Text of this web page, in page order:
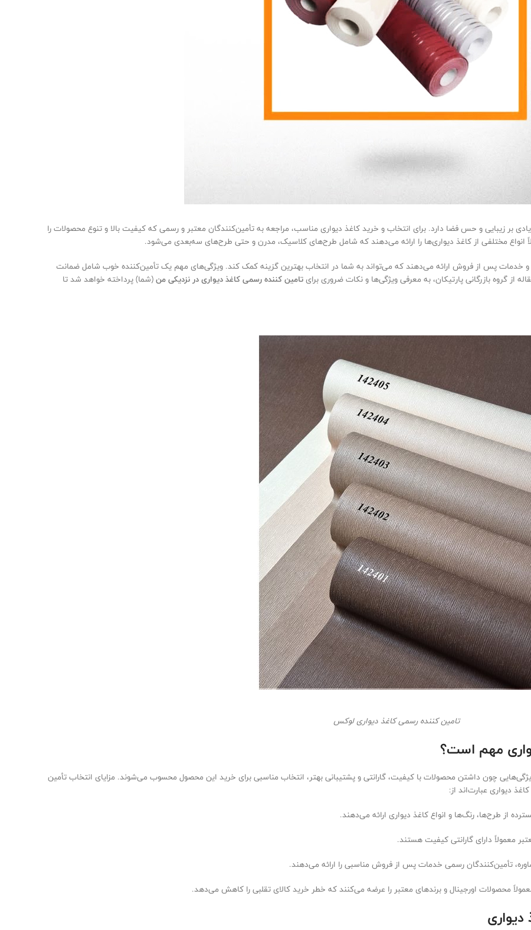
بر زیبایی و حس فضا دارد. برای انتخاب و خرید کاغذ دیواری مناسب، مراجعه به تأمین‌کنندگان معتبر و رسمی که کیفیت بالا و تنوع محصولات را
مختلفی از کاغذ دیواری‌ها را ارائه می‌دهند که شامل طرح‌های کلاسیک، مدرن و حتی طرح‌های سه‌بعدی می‌شود.
و خدمات پس از فروش ارائه می‌دهند که می‌تواند به شما در انتخاب بهترین گزینه کمک کند. ویژگی‌های مهم یک تأمین‌کننده خوب شامل ضمانت
گروه بازرگانی پارتیکان، به معرفی ویژگی‌ها و نکات ضروری برایتامین کننده رسمی کاغذ دیواری در نزدیکی من(شما) پرداخته خواهد شد تا
تامین کننده رسمی کاغذ دیواری لوکس
مهم است؟
چون داشتن محصولات با کیفیت، گارانتی و پشتیبانی بهتر، انتخاب مناسبی برای خرید این محصول محسوب می‌شوند. مزایای انتخاب تأمین
دیواری عبارت‌اند از:
از طرح‌ها، رنگ‌ها و انواع کاغذ دیواری ارائه می‌دهند.
معمولاً دارای گارانتی کیفیت هستند.
تأمین‌کنندگان رسمی خدمات پس از فروش مناسبی را ارائه می‌دهند.
محصولات اورجینال و برندهای معتبر را عرضه می‌کنند که خطر خرید کالای تقلبی را کاهش می‌دهد.